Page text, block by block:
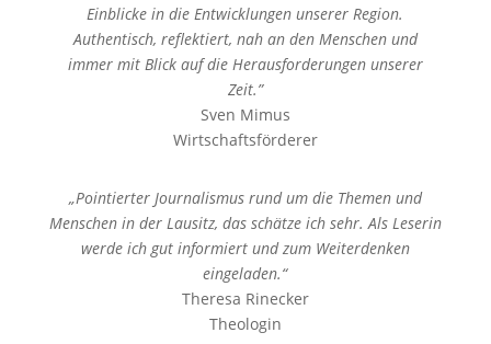
Einblicke in die Entwicklungen unserer Region.
Authentisch, reflektiert, nah an den Menschen und
immer mit Blick auf die Herausforderungen unserer
Zeit.”
Sven Mimus
Wirtschaftsförderer
„Pointierter Journalismus rund um die Themen und
Menschen in der Lausitz, das schätze ich sehr. Als Leserin
werde ich gut informiert und zum Weiterdenken
eingeladen.“
Theresa Rinecker
Theologin